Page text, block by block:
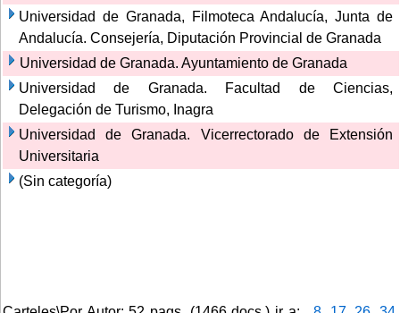
Universidad de Granada, Filmoteca Andalucía, Junta de
Andalucía. Consejería, Diputación Provincial de Granada
Universidad de Granada. Ayuntamiento de Granada
Universidad de Granada. Facultad de Ciencias,
Delegación de Turismo, Inagra
Universidad de Granada. Vicerrectorado de Extensión
Universitaria
(Sin categoría)